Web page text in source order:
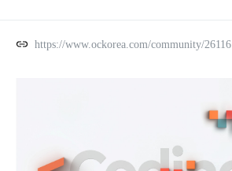
https://www.ockorea.com/community/26116